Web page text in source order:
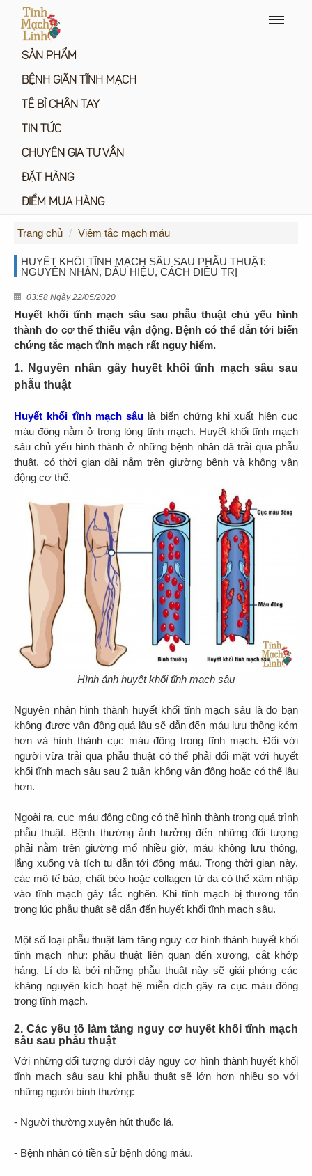
Menu
SẢN PHẨM
BỆNH GIÃN TĨNH MẠCH
TÊ BÌ CHÂN TAY
TIN TỨC
CHUYÊN GIA TƯ VẤN
ĐẶT HÀNG
ĐIỂM MUA HÀNG
Trang chủ Viêm tắc mạch máu
HUYẾT KHỐI TĨNH MẠCH SÂU SAU PHẪU THUẬT:
NGUYÊN NHÂN, DẤU HIỆU, CÁCH ĐIỀU TRỊ
03:58 Ngày 22/05/2020
Huyết khối tĩnh mạch sâu sau phẫu thuật chủ yếu hình
thành do cơ thể thiếu vận động. Bệnh có thể dẫn tới biến
chứng tắc mạch tĩnh mạch rất nguy hiểm.
1. Nguyên nhân gây huyết khối tĩnh mạch sâu sau
phẫu thuật
Huyết khối tĩnh mạch sâu là biến chứng khi xuất hiện cục
máu đông nằm ở trong lòng tĩnh mạch. Huyết khối tĩnh mạch
sâu chủ yếu hình thành ở những bệnh nhân đã trải qua phẫu
thuật, có thời gian dài nằm trên giường bệnh và không vận
động cơ thể.
Hình ảnh huyết khối tĩnh mạch sâu
Nguyên nhân hình thành huyết khối tĩnh mạch sâu là do bạn
không được vận động quá lâu sẽ dẫn đến máu lưu thông kém
hơn và hình thành cục máu đông trong tĩnh mạch. Đối với
người vừa trải qua phẫu thuật có thể phải đối mặt với huyết
khối tĩnh mạch sâu sau 2 tuần không vận động hoặc có thể lâu
hơn.
Ngoài ra, cục máu đông cũng có thể hình thành trong quá trình
phẫu thuật. Bệnh thường ảnh hưởng đến những đối tượng
phải nằm trên giường mổ nhiều giờ, máu không lưu thông,
lắng xuống và tích tụ dẫn tới đông máu. Trong thời gian này,
các mô tế bào, chất béo hoặc collagen từ da có thể xâm nhập
vào tĩnh mạch gây tắc nghẽn. Khi tĩnh mạch bị thương tổn
trong lúc phẫu thuật sẽ dẫn đến huyết khối tĩnh mạch sâu.
Một số loại phẫu thuật làm tăng nguy cơ hình thành huyết khối
tĩnh mạch như: phẫu thuật liên quan đến xương, cắt khớp
háng. Lí do là bởi những phẫu thuật này sẽ giải phóng các
kháng nguyên kích hoạt hệ miễn dịch gây ra cục máu đông
trong tĩnh mạch.
2. Các yếu tố làm tăng nguy cơ huyết khối tĩnh mạch
sâu sau phẫu thuật
Với những đối tượng dưới đây nguy cơ hình thành huyết khối
tĩnh mạch sâu sau khi phẫu thuật sẽ lớn hơn nhiều so với
những người bình thường:
- Người thường xuyên hút thuốc lá.
- Bệnh nhân có tiền sử bệnh đông máu.